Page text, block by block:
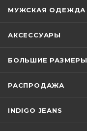
МУЖСКАЯ ОДЕЖДА
АКСЕССУАРЫ
БОЛЬШИЕ РАЗМЕРЫ
РАСПРОДАЖА
INDIGO JEANS